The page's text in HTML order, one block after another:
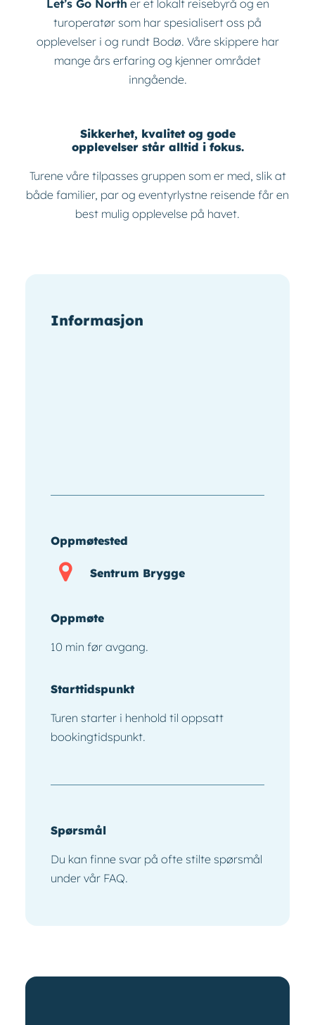
Let’s Go North er et lokalt reisebyrå og en
turoperatør som har spesialisert oss på
opplevelser i og rundt Bodø. Våre skippere har
mange års erfaring og kjenner området
inngående.
Sikkerhet, kvalitet og gode
opplevelser står alltid i fokus.
Turene våre tilpasses gruppen som er med, slik at
både familier, par og eventyrlystne reisende får en
best mulig opplevelse på havet.
Informasjon
Oppmøtested
Sentrum Brygge
Oppmøte
10 min før avgang.
Starttidspunkt
Turen starter i henhold til oppsatt
bookingtidspunkt.
Spørsmål
Du kan finne svar på ofte stilte spørsmål
under vår FAQ.